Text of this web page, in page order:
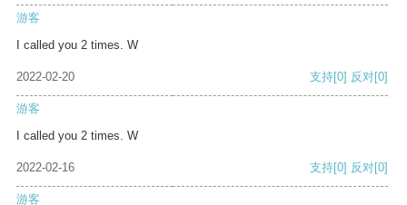
游客
I called you 2 times. W
2022-02-20 支持[0] 反对[0]
游客
I called you 2 times. W
2022-02-16 支持[0] 反对[0]
游客